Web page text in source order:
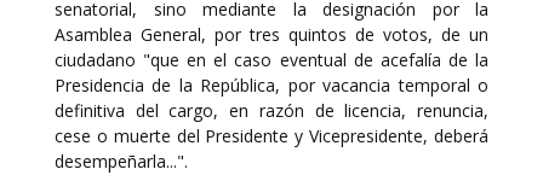
senatorial, sino mediante la designación por la
Asamblea General, por tres quintos de votos, de un
ciudadano "que en el caso eventual de acefalía de la
Presidencia de la República, por vacancia temporal o
definitiva del cargo, en razón de licencia, renuncia,
cese o muerte del Presidente y Vicepresidente, deberá
desempeñarla...".